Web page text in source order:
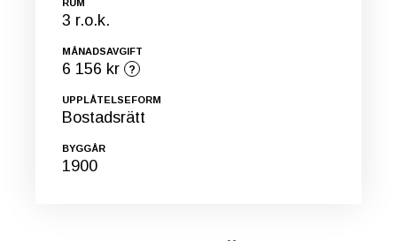
RUM
3 r.o.k.
MÅNADSAVGIFT
6 156 kr
UPPLÅTELSEFORM
Bostadsrätt
BYGGÅR
1900